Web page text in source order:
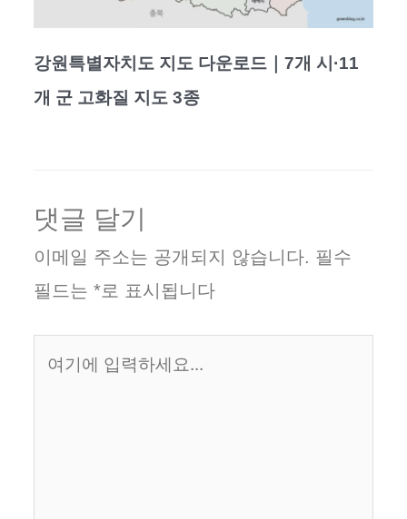
강원특별자치도 지도 다운로드｜7개 시·11
개 군 고화질 지도 3종
댓글 달기
이메일 주소는 공개되지 않습니다. 필수
필드는 *로 표시됩니다